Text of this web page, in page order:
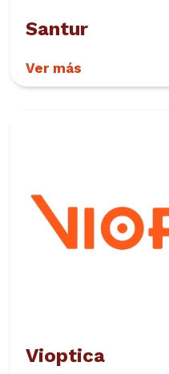
Santur
Ver más
Vioptica